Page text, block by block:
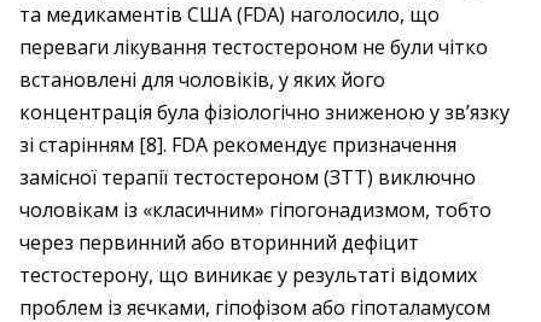
та медикаментів США (FDA) наголосило, що
переваги лікування тестостероном не були чітко
встановлені для чоловіків, у яких його
концентрація була фізіологічно зниженою у зв’язку
зі старінням [8]. FDA рекомендує призначення
замісної терапії тестостероном (ЗТТ) виключно
чоловікам із «класичним» гіпогонадизмом, тобто
через первинний або вторинний дефіцит
тестостерону, що виникає у результаті відомих
проблем із яєчками, гіпофізом або гіпоталамусом